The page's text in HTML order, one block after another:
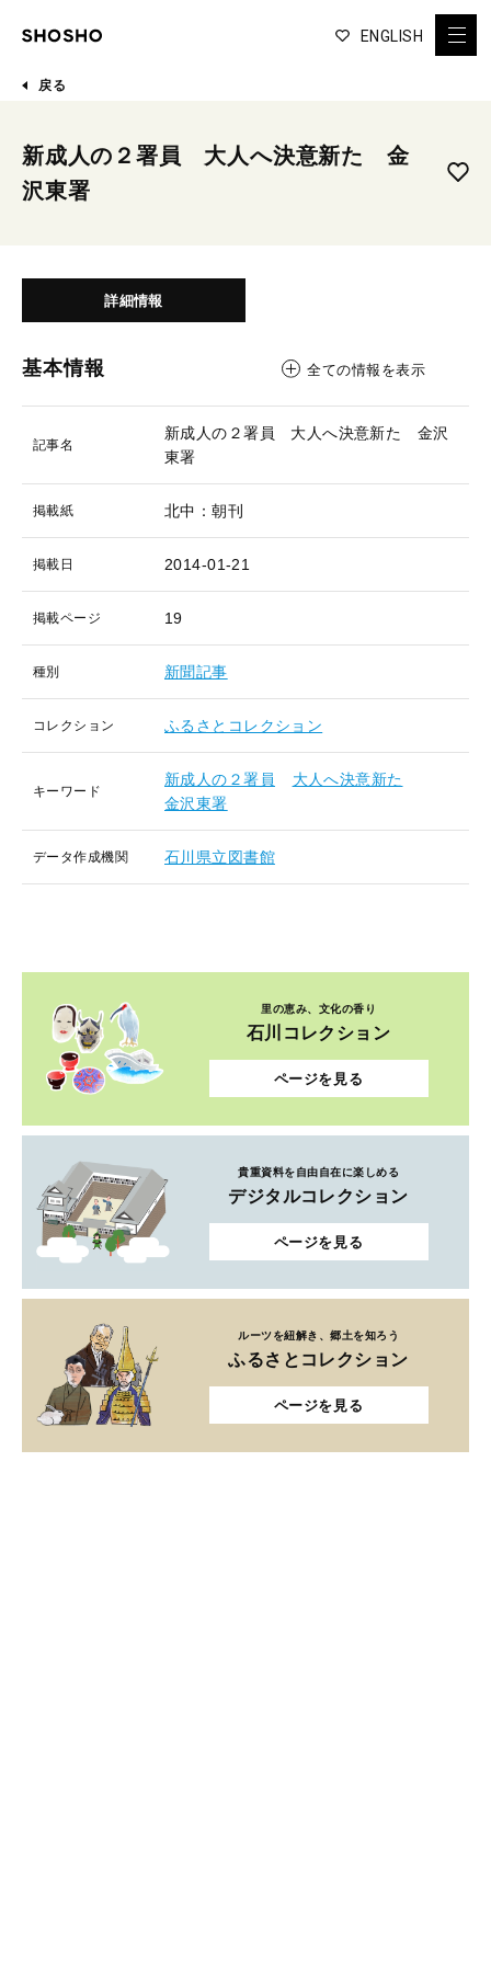
ENGLISH
戻る
新成人の２署員 大人へ決意新た 金
沢東署
詳細情報
基本情報 全ての情報を表示
記事名
新成人の２署員 大人へ決意新た 金沢
東署
掲載紙 北中：朝刊
掲載日 2014-01-21
掲載ページ 19
種別 新聞記事
コレクション ふるさとコレクション
キーワード
新成人の２署員
大人へ決意新た
金沢東署
データ作成機関 石川県立図書館
里の恵み、文化の香り
石川コレクション
ページを見る
貴重資料を自由自在に楽しめる
デジタルコレクション
ページを見る
ルーツを紐解き、郷土を知ろう
ふるさとコレクション
ページを見る